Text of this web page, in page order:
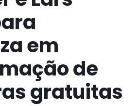
em
de
gratuitas